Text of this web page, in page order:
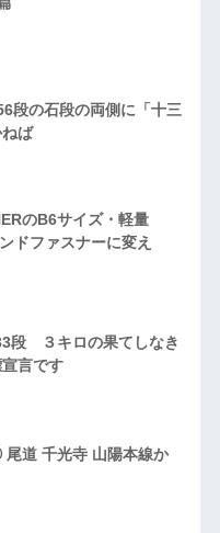
の石段の両側に「十三
ば
のB6サイズ・軽量
ドファスナーに変え
段 ３キロの果てしなき
言です
道 千光寺 山陽本線か